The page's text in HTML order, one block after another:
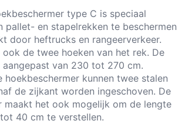
type C is speciaal
en stapelrekken te beschermen
door heftrucks en rangeerverkeer.
de twee hoeken van het rek. De
van 230 tot 270 cm.
kunnen twee stalen
de zijkant worden ingeschoven. De
maakt het ook mogelijk om de lengte
40 cm te verstellen.